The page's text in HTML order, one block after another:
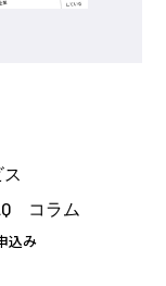
コラム
込み